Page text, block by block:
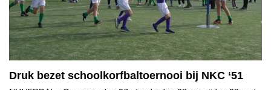
Druk bezet schoolkorfbaltoernooi bij NKC ‘51